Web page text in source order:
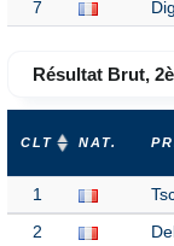
7
Résultat Brut,
CLT NAT.
1
2